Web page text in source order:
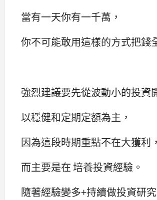
當有一天你有一千萬，
你不可能敢用這樣的方式把錢
強烈建議要先從波動小的投資
以穩健和定期定額為主，
因為這段時期重點不在大獲利，
而主要是在 培養投資經驗。
隨著經驗變多+持續做投資研究